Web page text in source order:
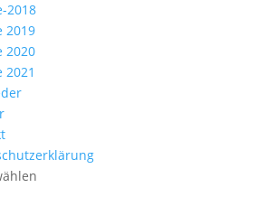
2018
2019
2020
2021